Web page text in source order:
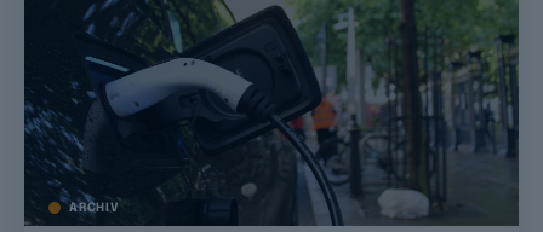
ARCHIV